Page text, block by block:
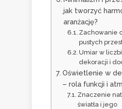
jak tworzyć
aranżację?
Zachowanie
pustych
Umiar w
dekoracji i
Oświetlenie w
– rola funkcji i
Znaczenie
światła i jego